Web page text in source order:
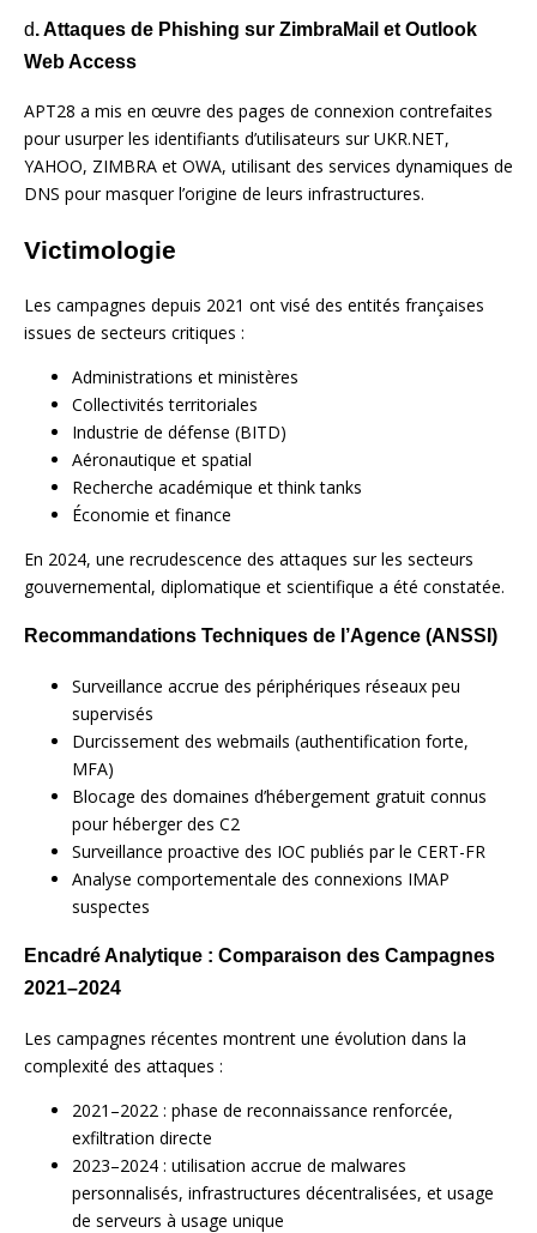
d. Attaques de Phishing sur ZimbraMail et Outlook
Web Access
APT28 a mis en œuvre des pages de connexion contrefaites
pour usurper les identifiants d’utilisateurs sur UKR.NET,
YAHOO, ZIMBRA et OWA, utilisant des services dynamiques de
DNS pour masquer l’origine de leurs infrastructures.
Victimologie
Les campagnes depuis 2021 ont visé des entités françaises
issues de secteurs critiques :
Administrations et ministères
Collectivités territoriales
Industrie de défense (BITD)
Aéronautique et spatial
Recherche académique et think tanks
Économie et finance
En 2024, une recrudescence des attaques sur les secteurs
gouvernemental, diplomatique et scientifique a été constatée.
Recommandations Techniques de l’Agence (ANSSI)
Surveillance accrue des périphériques réseaux peu
supervisés
Durcissement des webmails (authentification forte,
MFA)
Blocage des domaines d’hébergement gratuit connus
pour héberger des C2
Surveillance proactive des IOC publiés par le CERT-FR
Analyse comportementale des connexions IMAP
suspectes
Encadré Analytique : Comparaison des Campagnes
2021–2024
Les campagnes récentes montrent une évolution dans la
complexité des attaques :
2021–2022 : phase de reconnaissance renforcée,
exfiltration directe
2023–2024 : utilisation accrue de malwares
personnalisés, infrastructures décentralisées, et usage
de serveurs à usage unique